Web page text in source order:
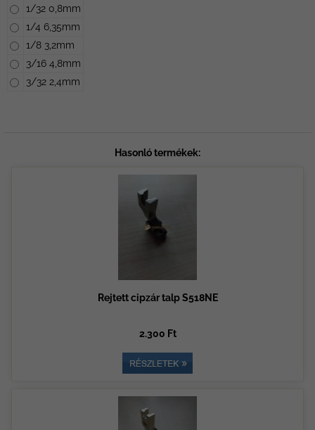
1/32 0,8mm
1/4 6,35mm
1/8 3,2mm
3/16 4,8mm
3/32 2,4mm
Hasonló termékek:
Rejtett cipzár talp S518NE
2.300 Ft